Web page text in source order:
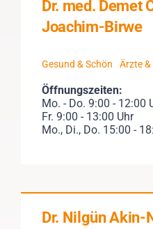
Dr. med. Demet
Joachim-Birwe
Gesund & Schön Ärzte
Öffnungszeiten:
Mo. - Do. 9:00 - 12:00
Fr. 9:00 - 13:00 Uhr
Mo., Di., Do. 15:00 -
Dr. Nilgün Akin-